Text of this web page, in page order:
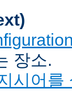
장소.
시어를